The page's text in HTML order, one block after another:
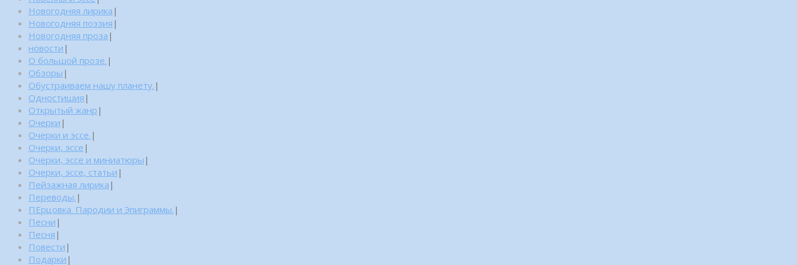
Новогодняя лирика |
Новогодняя поэзия |
Новогодняя проза |
новости |
О большой прозе. |
Обзоры |
Обустраиваем нашу планету. |
Одностишия |
Открытый жанр |
Очерки |
Очерки и эссе. |
Очерки, эссе |
Очерки, эссе и миниатюры |
Очерки, эссе, статьи |
Пейзажная лирика |
Переводы. |
ПЕрцовка. Пародии и Эпиграммы. |
Песни |
Песня |
Повести |
Подарки |